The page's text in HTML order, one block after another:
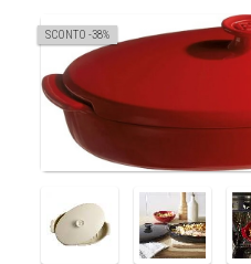
SCONTO -38%